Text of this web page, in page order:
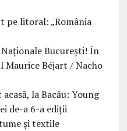
pe litoral: „România
Naționale București! În
Béjart / Nacho
la Bacău: Young
de-a 6-a ediții
și textile